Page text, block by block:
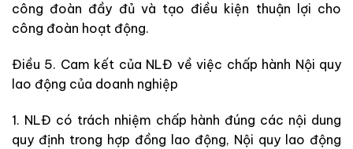
công đoàn đầy đủ và tạo điều kiện thuận lợi cho
công đoàn hoạt động.
Điều 5. Cam kết của NLĐ về việc chấp hành Nội quy
lao động của doanh nghiệp
1. NLĐ có trách nhiệm chấp hành đúng các nội dung
quy định trong hợp đồng lao động, Nội quy lao động